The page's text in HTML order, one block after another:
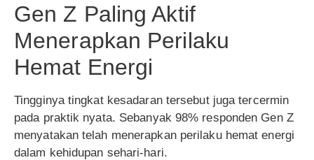
Gen Z Paling Aktif
Menerapkan Perilaku
Hemat Energi
Tingginya tingkat kesadaran tersebut juga tercermin
pada praktik nyata. Sebanyak 98% responden Gen Z
menyatakan telah menerapkan perilaku hemat energi
dalam kehidupan sehari-hari.